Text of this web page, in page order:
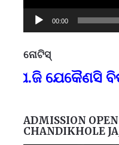
00:00
ନୋଟିସ୍
ଯେକୈଣସି ବିଷୟରେ
ADMISSION
CHANDIKHOLE